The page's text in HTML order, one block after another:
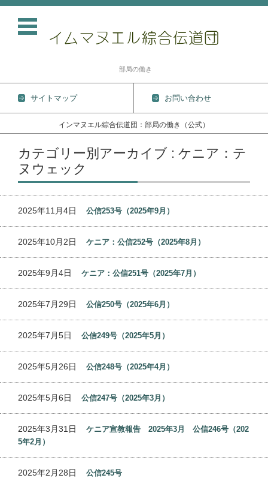
部局の働き
サイトマップ お問い合わせ
インマヌエル綜合伝道団：部局の働き（公式）
コンテンツに移動
カテゴリー別アーカイブ : ケニア：テ
ヌウェック
2025年11月4日 公信253号（2025年9月）
2025年10月2日 ケニア：公信252号（2025年8月）
2025年9月4日 ケニア：公信251号（2025年7月）
2025年7月29日 公信250号（2025年6月）
2025年7月5日 公信249号（2025年5月）
2025年5月26日 公信248号（2025年4月）
2025年5月6日 公信247号（2025年3月）
2025年3月31日 ケニア宣教報告 2025年3月 公信246号（202
5年2月）
2025年2月28日 公信245号